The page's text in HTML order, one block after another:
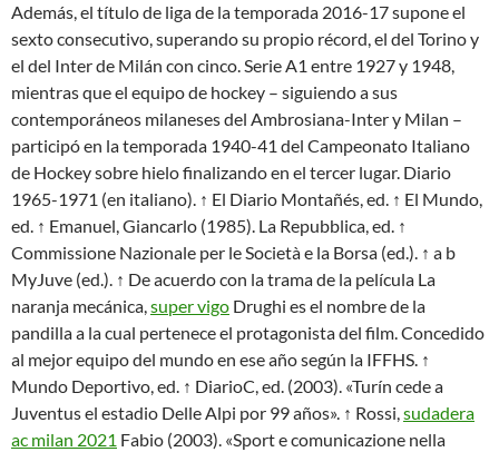
Además, el título de liga de la temporada 2016-17 supone el
sexto consecutivo, superando su propio récord, el del Torino y
el del Inter de Milán con cinco. Serie A1 entre 1927 y 1948,
mientras que el equipo de hockey – siguiendo a sus
contemporáneos milaneses del Ambrosiana-Inter y Milan –
participó en la temporada 1940-41 del Campeonato Italiano
de Hockey sobre hielo finalizando en el tercer lugar. Diario
1965-1971 (en italiano). ↑ El Diario Montañés, ed. ↑ El Mundo,
ed. ↑ Emanuel, Giancarlo (1985). La Repubblica, ed. ↑
Commissione Nazionale per le Società e la Borsa (ed.). ↑ a b
MyJuve (ed.). ↑ De acuerdo con la trama de la película La
naranja mecánica,super vigo Drughi es el nombre de la
pandilla a la cual pertenece el protagonista del film. Concedido
al mejor equipo del mundo en ese año según la IFFHS. ↑
Mundo Deportivo, ed. ↑ DiarioC, ed. (2003). «Turín cede a
Juventus el estadio Delle Alpi por 99 años». ↑ Rossi,sudadera
ac milan 2021 Fabio (2003). «Sport e comunicazione nella